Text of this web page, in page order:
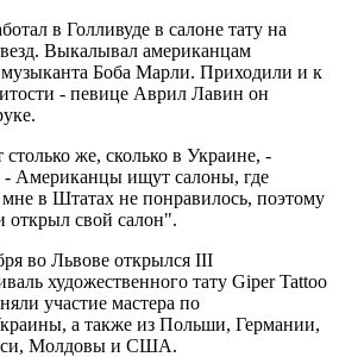
в Голливуде в салоне тату на
Выкалывал американцам
Боба Марли. Приходили и к
- певице Аврил Лавин он
же, сколько в Украине, -
- Американцы ищут салоны, где
в Штатах не понравилось, поэтому
открыл свой салон".
во Львове открылся III
художественного тату Giper Tattoo
участие мастера по
а также из Польши, Германии,
Молдовы и США.